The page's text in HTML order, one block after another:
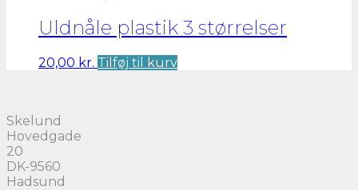
Uldnåle plastik 3 størrelser
20,00 kr. Tilføj til kurv
Skelund
Hovedgade
20
DK-9560
Hadsund